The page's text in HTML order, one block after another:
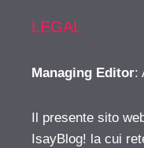
LEGAL
Managing Editor:
Il presente sito
IsayBlog! la cui